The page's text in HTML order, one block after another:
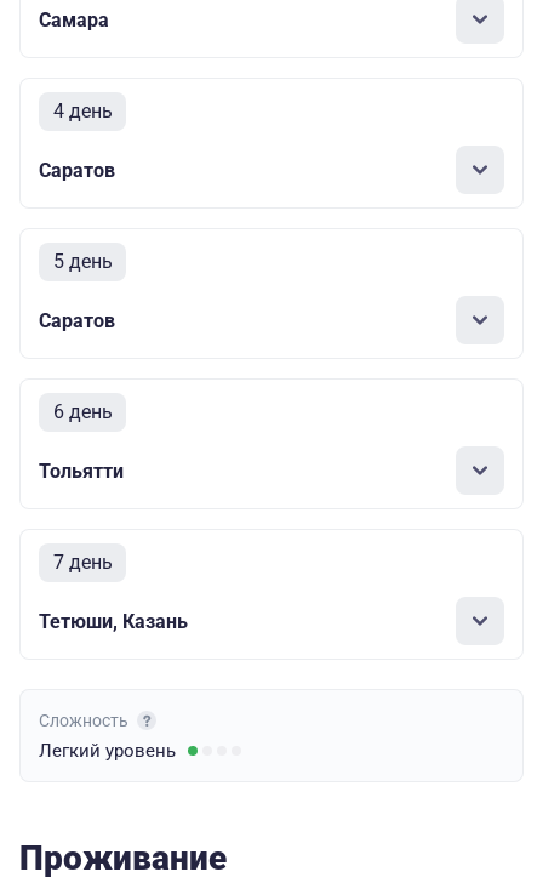
Самара
4 день
Саратов
5 день
Саратов
6 день
Тольятти
7 день
Тетюши, Казань
Сложность
Легкий уровень
Проживание